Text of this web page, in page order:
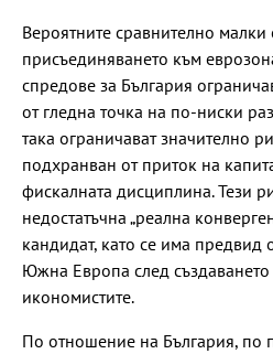
Вероятните сравнително малки
присъединяването към
спредове за България
от гледна точка на по-ниски
така ограничават значително
подхранван от приток на
фискалната дисциплина. Тези
недостатъчна „реална
кандидат, като се има предвид
Южна Европа след
икономистите.
По отношение на България,